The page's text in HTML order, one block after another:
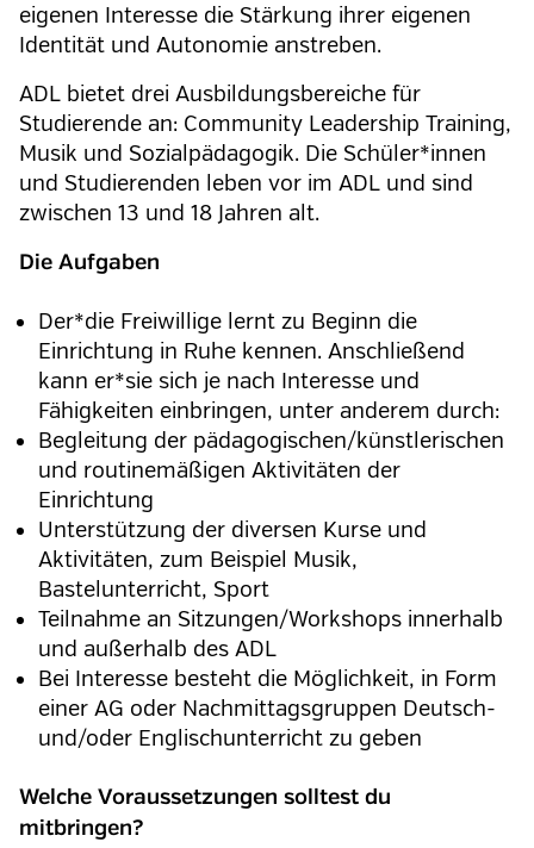
eigenen Interesse die Stärkung ihrer eigenen
Identität und Autonomie anstreben.
ADL bietet drei Ausbildungsbereiche für
Studierende an: Community Leadership Training,
Musik und Sozialpädagogik. Die Schüler*innen
und Studierenden leben vor im ADL und sind
zwischen 13 und 18 Jahren alt.
Die Aufgaben
Der*die Freiwillige lernt zu Beginn die
Einrichtung in Ruhe kennen. Anschließend
kann er*sie sich je nach Interesse und
Fähigkeiten einbringen, unter anderem durch:
Begleitung der pädagogischen/künstlerischen
und routinemäßigen Aktivitäten der
Einrichtung
Unterstützung der diversen Kurse und
Aktivitäten, zum Beispiel Musik,
Bastelunterricht, Sport
Teilnahme an Sitzungen/Workshops innerhalb
und außerhalb des ADL
Bei Interesse besteht die Möglichkeit, in Form
einer AG oder Nachmittagsgruppen Deutsch-
und/oder Englischunterricht zu geben
Welche Voraussetzungen solltest du
mitbringen?